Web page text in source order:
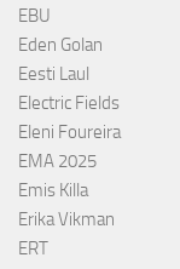
EBU
Eden Golan
Eesti Laul
Electric Fields
Eleni Foureira
EMA 2025
Emis Killa
Erika Vikman
ERT